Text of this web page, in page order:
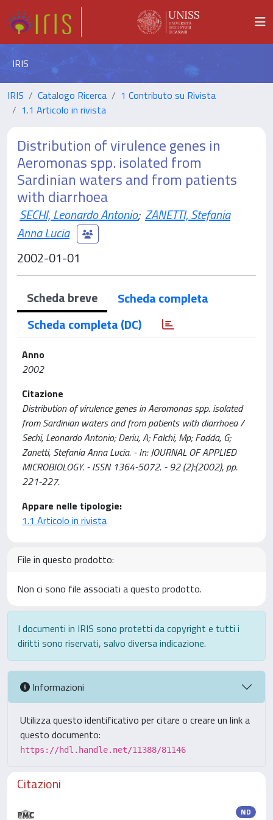
IRIS
IRIS Catalogo Ricerca
1 Contributo su Rivista
1.1 Articolo in rivista
Distribution of virulence genes in
Aeromonas spp. isolated from
Sardinian waters and from patients
with diarrhoea
SECHI, Leonardo Antonio; ZANETTI, Stefania
Anna Lucia
2002-01-01
Scheda breve
Scheda completa
Scheda completa (DC)
Anno
2002
Citazione
Distribution of virulence genes in Aeromonas spp. isolated
from Sardinian waters and from patients with diarrhoea /
Sechi, Leonardo Antonio; Deriu, A; Falchi, Mp; Fadda, G;
Zanetti, Stefania Anna Lucia. - In: JOURNAL OF APPLIED
MICROBIOLOGY. - ISSN 1364-5072. - 92 (2):(2002), pp.
221-227.
Appare nelle tipologie:
1.1 Articolo in rivista
File in questo prodotto:
Non ci sono file associati a questo prodotto.
I documenti in IRIS sono protetti da copyright e tutti i
diritti sono riservati, salvo diversa indicazione.
Informazioni
Utilizza questo identificativo per citare o creare un link a
questo documento:
https://hdl.handle.net/11388/81146
Citazioni
ND